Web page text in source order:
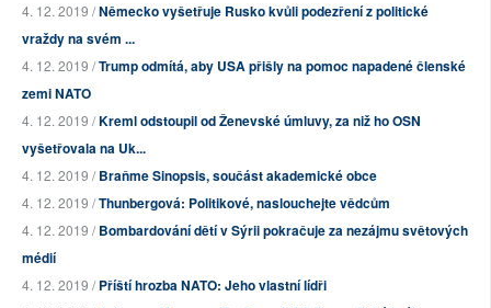
4. 12. 2019 /Německo vyšetřuje Rusko kvůli podezření z politické
vraždy na svém ...
4. 12. 2019 /Trump odmítá, aby USA přišly na pomoc napadené členské
zemi NATO
4. 12. 2019 /Kreml odstoupil od Ženevské úmluvy, za niž ho OSN
vyšetřovala na Uk...
4. 12. 2019 /Braňme Sinopsis, součást akademické obce
4. 12. 2019 /Thunbergová: Politikové, naslouchejte vědcům
4. 12. 2019 /Bombardování dětí v Sýrii pokračuje za nezájmu světových
médií
4. 12. 2019 /Příští hrozba NATO: Jeho vlastní lídři